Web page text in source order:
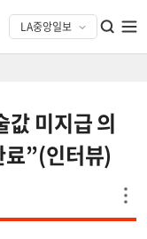
미지급 의
료”(인터뷰)